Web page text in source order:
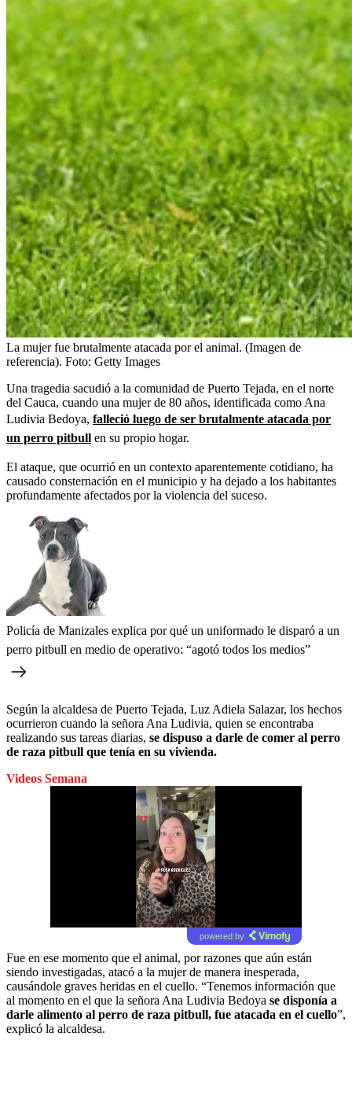
La mujer fue brutalmente atacada por el animal. (Imagen de
referencia). Foto: Getty Images
Una tragedia sacudió a la comunidad de Puerto Tejada, en el norte
del Cauca, cuando una mujer de 80 años, identificada como Ana
Ludivia Bedoya, falleció luego de ser brutalmente atacada por
un perro pitbull en su propio hogar.
El ataque, que ocurrió en un contexto aparentemente cotidiano, ha
causado consternación en el municipio y ha dejado a los habitantes
profundamente afectados por la violencia del suceso.
Policía de Manizales explica por qué un uniformado le disparó a un
perro pitbull en medio de operativo: “agotó todos los medios”
Según la alcaldesa de Puerto Tejada, Luz Adiela Salazar, los hechos
ocurrieron cuando la señora Ana Ludivia, quien se encontraba
realizando sus tareas diarias, se dispuso a darle de comer al perro
de raza pitbull que tenía en su vivienda.
Videos Semana
powered by
Fue en ese momento que el animal, por razones que aún están
siendo investigadas, atacó a la mujer de manera inesperada,
causándole graves heridas en el cuello. “Tenemos información que
al momento en el que la señora Ana Ludivia Bedoya se disponía a
darle alimento al perro de raza pitbull, fue atacada en el cuello”,
explicó la alcaldesa.